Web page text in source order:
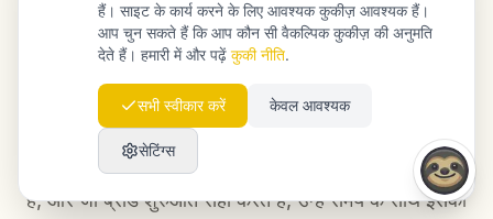
ऐसी GEO कंटेंट रणनीति बनाना जो ब्रांड उल्लेख और लीड्स
दोनों लाए, कोई एकल युक्ति नहीं है। यह कई परतों वाला तंत्र है
— स्पष्ट entity definition, answer-first content
architecture, structured markup, और authority
signals का लगातार निर्माण। हर परत दूसरी को मजबूत करती
है, और जो ब्रांड शुरुआत सही करते हैं, उन्हें समय के साथ इसका
हैं। साइट के कार्य करने के लिए आवश्यक कुकीज़ आवश्यक हैं।
आप चुन सकते हैं कि आप कौन सी वैकल्पिक कुकीज़ की अनुमति
देते हैं। हमारी में और पढ़ें कुकी नीति.
सभी स्वीकार करें केवल आवश्यक
सेटिंग्स